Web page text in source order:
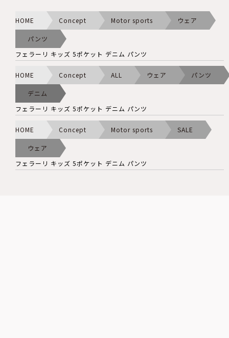
HOME Concept Motor sports ウェア
パンツ
フェラーリ キッズ 5ポケット デニム パンツ
HOME Concept ALL ウェア パンツ
デニム
フェラーリ キッズ 5ポケット デニム パンツ
HOME Concept Motor sports SALE
ウェア
フェラーリ キッズ 5ポケット デニム パンツ